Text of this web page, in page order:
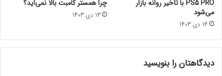
ن
ت
ش
ر
ش
د
PS5 PRO با تأخیر روانه بازار
می‌شود
14 دی 1403
چرا همستر کامبت بالا نمی‌آید؟
13 دی 1403
دیدگاهتان را بنویسید